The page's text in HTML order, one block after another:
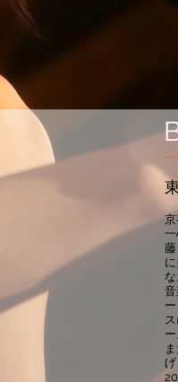
一